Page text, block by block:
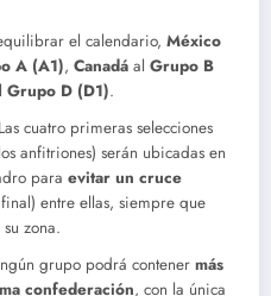
el calendario, México
A (A1), Canadá al Grupo B
Grupo D (D1).
Las cuatro primeras selecciones
anfitriones) serán ubicadas en
para evitar un cruce
entre ellas, siempre que
zona.
grupo podrá contener más
confederación, con la única